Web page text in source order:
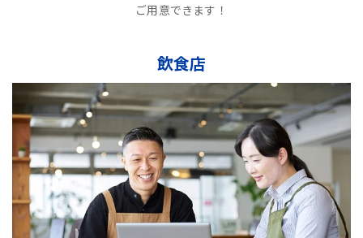
ご用意できます！
飲食店